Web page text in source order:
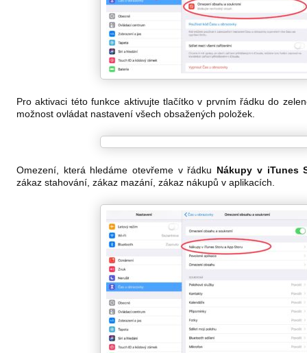
Pro aktivaci této funkce aktivujte tlačítko v prvním řádku do
možnost ovládat nastavení všech obsažených položek.
Omezení, která hledáme otevřeme v řádku Nákupy v iTunes
zákaz stahování, zákaz mazání, zákaz nákupů v aplikacích.